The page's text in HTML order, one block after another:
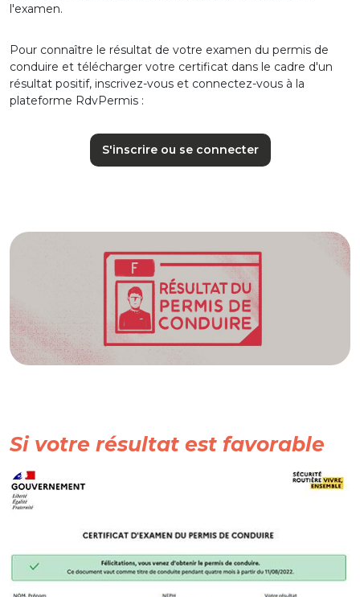
l'examen.
Pour connaître le résultat de votre examen du permis de
conduire et télécharger votre certificat dans le cadre d'un
résultat positif, inscrivez-vous et connectez-vous à la
plateforme RdvPermis :
S'inscrire ou se connecter
Si votre résultat est favorable